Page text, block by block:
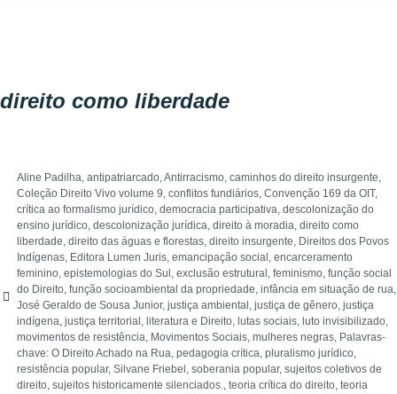
direito como liberdade
Aline Padilha, antipatriarcado,Antirracismo, caminhos do direito insurgente,
Coleção Direito Vivo volume 9, conflitos fundiários, Convenção 169 da OIT,
crítica ao formalismo jurídico, democracia participativa, descolonização do
ensino jurídico, descolonização jurídica, direito à moradia, direito como
liberdade, direito das águas e florestas, direito insurgente, Direitos dos Povos
Indígenas, Editora Lumen Juris, emancipação social , encarceramento
feminino, epistemologias do Sul , exclusão estrutural , feminismo, função social
do Direito, função socioambiental da propriedade, infância em situação de rua,
José Geraldo de Sousa Junior, justiça ambiental , justiça de gênero, justiça
indígena, justiça territorial , literatura e Direito, lutas sociais, luto invisibilizado,
movimentos de resistência, Movimentos Sociais, mulheres negras, Palavras-
chave: O Direito Achado na Rua, pedagogia crítica, pluralismo jurídico,
resistência popular, Silvane Friebel , soberania popular, sujeitos coletivos de
direito, sujeitos historicamente silenciados., teoria crítica do direito, teoria